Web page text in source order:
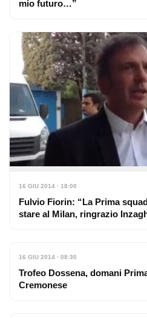
mio futuro…”
16 GIU 2014 · 18:00
Fulvio Fiorin: “La Prima
stare al Milan, ringrazio
16 GIU 2014 · 08:30
Trofeo Dossena, domani
Cremonese